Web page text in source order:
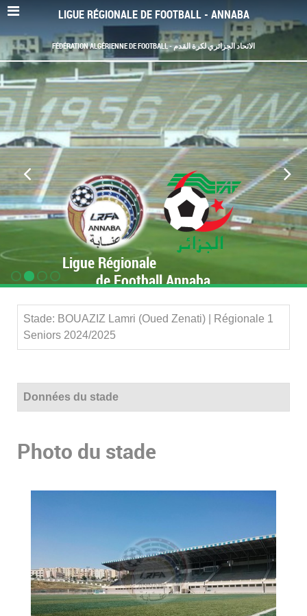
LIGUE RÉGIONALE DE FOOTBALL - ANNABA
FÉDÉRATION ALGÉRIENNE DE FOOTBALL - الاتحاد الجزائري لكرة القدم
Ligue Régionale
de Football Annaba
Stade: BOUAZIZ Lamri (Oued Zenati) | Régionale 1
Seniors 2024/2025
Données du stade
Photo du stade